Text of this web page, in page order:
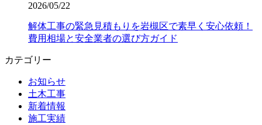
2026/05/22
解体工事の緊急見積もりを岩槻区で素早く安心依頼！
費用相場と安全業者の選び方ガイド
カテゴリー
お知らせ
土木工事
新着情報
施工実績